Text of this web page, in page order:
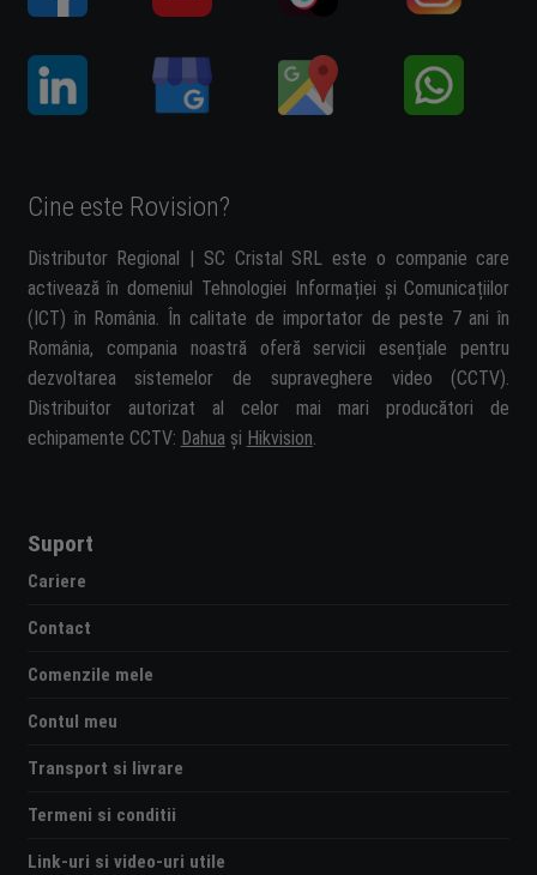
Cine este Rovision?
Distributor Regional | SC Cristal SRL este o companie care
activează în domeniul Tehnologiei Informației și Comunicațiilor
(ICT) în România. În calitate de importator de peste 7 ani în
România, compania noastră oferă servicii esențiale pentru
dezvoltarea sistemelor de supraveghere video (CCTV).
Distribuitor autorizat al celor mai mari producători de
echipamente CCTV: Dahua și Hikvision.
Suport
Cariere
Contact
Comenzile mele
Contul meu
Transport si livrare
Termeni si conditii
Link-uri si video-uri utile